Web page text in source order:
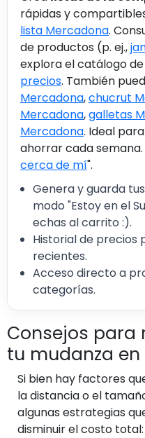
rápidas y
lista Mercadona.
de productos (p. ej.,
explora el catálogo de
precios. También
Mercadona,chucrut
Mercadona,galletas
Mercadona. Ideal
ahorrar cada
cerca de mí".
Genera y guarda
modo "Estoy en el
echas al carrito :).
Historial de precios
recientes.
Acceso directo a
categorías.
Consejos para
tu mudanza
Si bien hay factores
la distancia o el
algunas estrategias
disminuir el costo total: